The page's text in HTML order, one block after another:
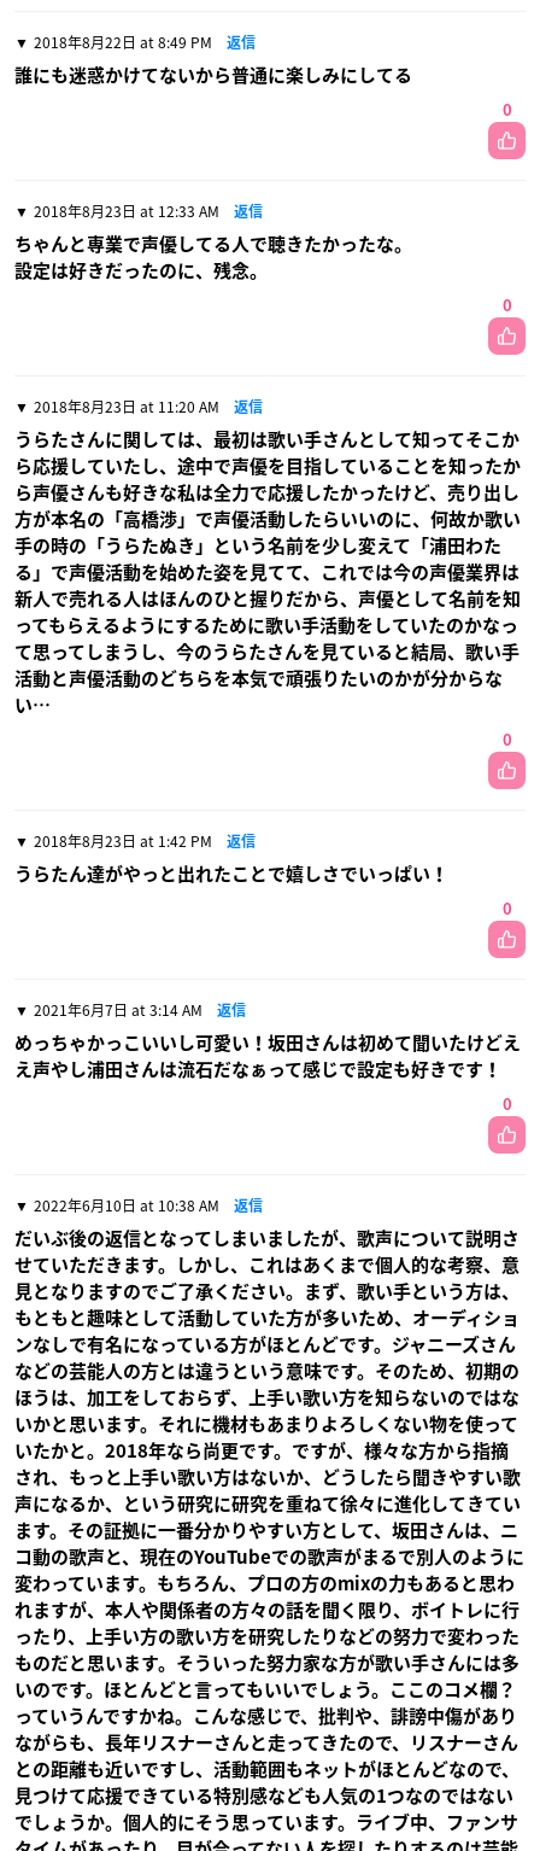
2018年8月22日 at 8:49 PM 返信
誰にも迷惑かけてないから普通に楽しみにしてる
0
2018年8月23日 at 12:33 AM 返信
ちゃんと専業で声優してる人で聴きたかったな。
設定は好きだったのに、残念。
0
2018年8月23日 at 11:20 AM 返信
うらたさんに関しては、最初は歌い手さんとして知ってそこか
ら応援していたし、途中で声優を目指していることを知ったか
ら声優さんも好きな私は全力で応援したかったけど、売り出し
方が本名の「高橋渉」で声優活動したらいいのに、何故か歌い
手の時の「うらたぬき」という名前を少し変えて「浦田わた
る」で声優活動を始めた姿を見てて、これでは今の声優業界は
新人で売れる人はほんのひと握りだから、声優として名前を知
ってもらえるようにするために歌い手活動をしていたのかなっ
て思ってしまうし、今のうらたさんを見ていると結局、歌い手
活動と声優活動のどちらを本気で頑張りたいのかが分からな
い…
0
2018年8月23日 at 1:42 PM 返信
うらたん達がやっと出れたことで嬉しさでいっぱい！
0
2021年6月7日 at 3:14 AM 返信
めっちゃかっこいいし可愛い！坂田さんは初めて聞いたけどえ
え声やし浦田さんは流石だなぁって感じで設定も好きです！
0
2022年6月10日 at 10:38 AM 返信
だいぶ後の返信となってしまいましたが、歌声について説明さ
せていただきます。しかし、これはあくまで個人的な考察、意
見となりますのでご了承ください。まず、歌い手という方は、
もともと趣味として活動していた方が多いため、オーディショ
ンなしで有名になっている方がほとんどです。ジャニーズさん
などの芸能人の方とは違うという意味です。そのため、初期の
ほうは、加工をしておらず、上手い歌い方を知らないのではな
いかと思います。それに機材もあまりよろしくない物を使って
いたかと。2018年なら尚更です。ですが、様々な方から指摘
され、もっと上手い歌い方はないか、どうしたら聞きやすい歌
声になるか、という研究に研究を重ねて徐々に進化してきてい
ます。その証拠に一番分かりやすい方として、坂田さんは、ニ
コ動の歌声と、現在のYouTubeでの歌声がまるで別人のように
変わっています。もちろん、プロの方のmixの力もあると思わ
れますが、本人や関係者の方々の話を聞く限り、ボイトレに行
ったり、上手い方の歌い方を研究したりなどの努力で変わった
ものだと思います。そういった努力家な方が歌い手さんには多
いのです。ほとんどと言ってもいいでしょう。ここのコメ欄？
っていうんですかね。こんな感じで、批判や、誹謗中傷があり
ながらも、長年リスナーさんと走ってきたので、リスナーさん
との距離も近いですし、活動範囲もネットがほとんどなので、
見つけて応援できている特別感なども人気の1つなのではない
でしょうか。個人的にそう思っています。ライブ中、ファンサ